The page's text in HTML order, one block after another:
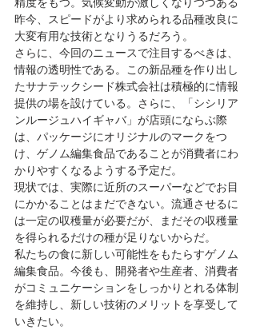
昨今、スピードがより求められる品種改良に
大変有用な技術となりうるだろう。
さらに、今回のニュースで注目するべきは、
情報の透明性である。この新品種を作り出し
たサナテックシード株式会社は積極的に情報
提供の場を設けている。さらに、「シシリア
ンルージュハイギャバ」が店頭にならぶ際
は、パッケージにオリジナルのマークをつ
け、ゲノム編集食品であることが消費者にわ
かりやすくなるようする予定だ。
現状では、実際に近所のスーパーなどでお目
にかかることはまだできない。流通させるに
は一定の収穫量が必要だが、まだその収穫量
を得られるだけの種が足りないからだ。
私たちの食に新しい可能性をもたらすゲノム
編集食品。今後も、開発者や生産者、消費者
がコミュニケーションをしっかりとれる体制
を維持し、新しい技術のメリットを享受して
いきたい。